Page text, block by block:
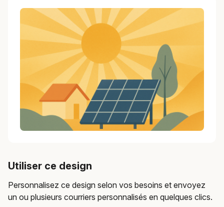
Utiliser ce design
Personnalisez ce design selon vos besoins et envoyez
un ou plusieurs courriers personnalisés en quelques clics.